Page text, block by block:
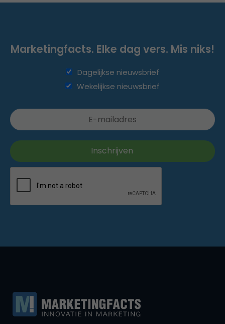
Marketingfacts. Elke dag vers. Mis niks!
Dagelijkse nieuwsbrief
Wekelijkse nieuwsbrief